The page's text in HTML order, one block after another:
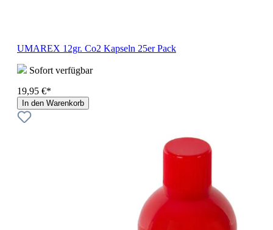
UMAREX 12gr. Co2 Kapseln 25er Pack
Sofort verfügbar
19,95 €*
In den Warenkorb